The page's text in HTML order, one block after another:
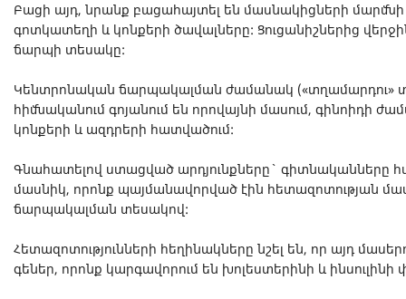
Բացի այդ, նրանք բացահայտել են մասնակիցների
գոտկատեղի և կոնքերի ծավալները: Ցուցանիշներից
ճարպի տեսակը:
Կենտրոնական ճարպակալման ժամանակ («տղամարդու»
հիմնականում գոյանում են որովայնի մասում, գինոիդի
կոնքերի և ազդրերի հատվածում:
Գնահատելով ստացված արդյունքները` գիտնականները
մասնիկ, որոնք պայմանավորված էին հետազոտության
ճարպակալման տեսակով:
Հետազոտությունների հեղինակները նշել են, որ այդ
գեներ, որոնք կարգավորում են խոլեստերինի և ինսուլինի